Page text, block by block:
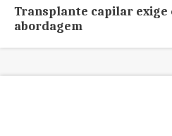
Transplante capilar exige
abordagem